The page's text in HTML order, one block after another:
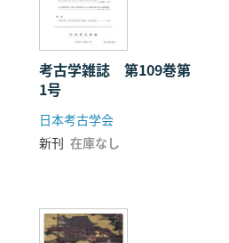
考古学雑誌 第109巻第
1号
日本考古学会
新刊 在庫なし